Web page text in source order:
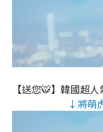
【送您🐯】韓國超
↓將萌